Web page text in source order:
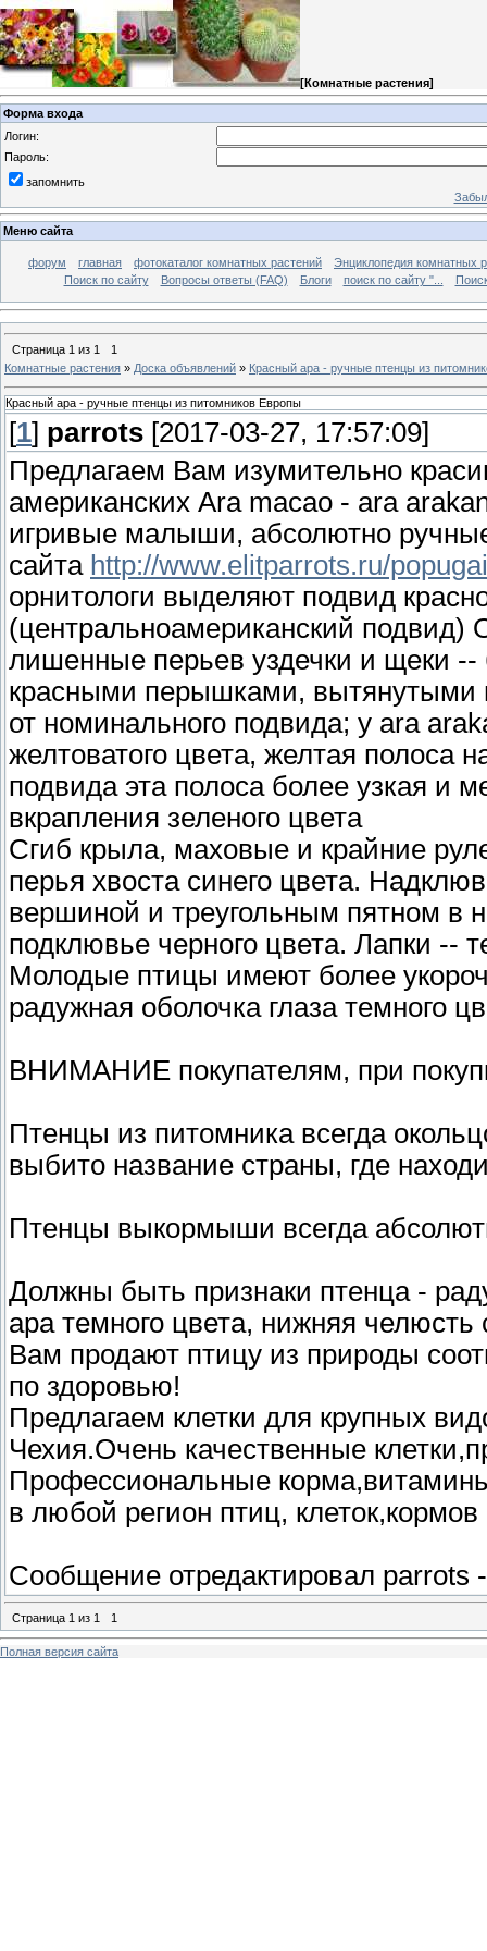
[Комнатные растения]
Форма входа
Логин:
Пароль:
запомнить
Меню сайта
форум главная фотокаталог комнатных растений
Энциклопедия комнатных
Поиск по сайту
Вопросы ответы (FAQ) Блоги поиск по сайту "...
Страница 1 из 1
1
Комнатные растения » Доска объявлений » Красный ара - ручные птенцы из
Красный ара - ручные птенцы из питомников Европы
[1] parrots [2017-03-27, 17:57:09]
Предлагаем Вам изумительно
американских Ara macao - ara
игривые малыши, абсолютно
сайта http://www.elitparrots.ru/
орнитологи выделяют подвид
(центральноамериканский подвид)
лишенные перьев уздечки и щеки --
красными перышками, вытянутыми
от номинального подвида; у ara
желтоватого цвета, желтая полоса
подвида эта полоса более узкая и
вкрапления зеленого цвета
Сгиб крыла, маховые и крайние
перья хвоста синего цвета.
вершиной и треугольным пятном в
подклювье черного цвета. Лапки --
Молодые птицы имеют более
радужная оболочка глаза темного
ВНИМАНИЕ покупателям, при
Птенцы из питомника всегда
выбито название страны, где
Птенцы выкормыши всегда
Должны быть признаки птенца -
ара темного цвета, нижняя челюсть
Вам продают птицу из природы
по здоровью!
Предлагаем клетки для крупных
Чехия.Очень качественные
Профессиональные
в любой регион птиц, клеток,кормов
Сообщение отредактировал parrots
Страница 1 из 1 1
Полная версия сайта